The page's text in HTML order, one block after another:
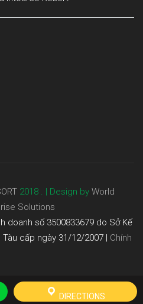
2018 . | Design by World
Solutions
doanh số 3500833679 do Sở Kế
cấp ngày 31/12/2007 | Chính
DIRECTIONS